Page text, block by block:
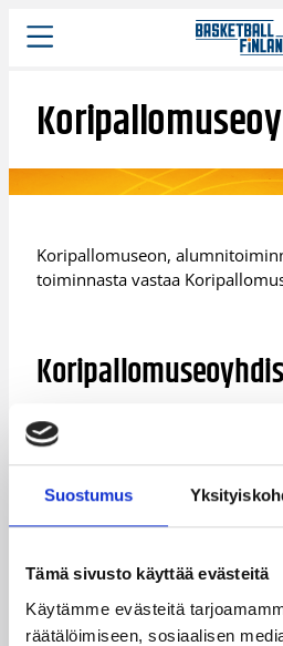
Suostumus
Tämä sivusto käyttää evästeitä
Käytämme evästeitä
räätälöimiseen, sosiaalisen
Siirry
sisältöön
Koripallomuseon,
toiminnasta vastaa
Heli Toikka,
Kati Packalen,
Päivikki Lindroos
Heini Santos